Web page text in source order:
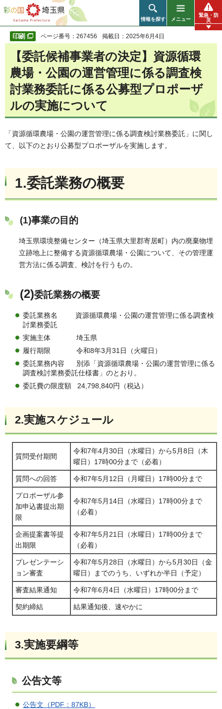
彩の国 埼玉県
情報を探す メニュー
緊急・防
災
ページ番号：267456 掲載日：2025年6月4日
【委託候補事業者の決定】資源循環
農場・公園の運営管理に係る調査検
討業務委託に係る公募型プロポーザ
ルの実施について
「資源循環農場・公園の運営管理に係る調査検討業務委託」に関し
て、以下のとおり公募型プロポーザルを実施します。
1.委託業務の概要
(1)事業の目的
埼玉県環境整備センター（埼玉県大里郡寄居町）内の廃棄物埋
立跡地上に整備する資源循環農場・公園について、その管理運
営方法に係る調査、検討を行うもの。
(2)委託業務の概要
委託業務名 資源循環農場・公園の運営管理に係る調査検
討業務委託
実施主体 埼玉県
履行期限 令和8年3月31日（火曜日）
委託業務内容 別添「資源循環農場・公園の運営管理に係る
調査検討業務委託仕様書」のとおり。
委託費の限度額 24,798,840円（税込）
2.実施スケジュール
質問受付期間
令和7年4月30日（水曜日）から5月8日（木
曜日）17時00分まで（必着）
質問への回答 令和7年5月12日（月曜日）17時00分まで
プロポーザル参
加申込書提出期
限
令和7年5月14日（水曜日）17時00分まで
（必着）
企画提案書等提
出期限
令和7年5月21日（水曜日）17時00分まで
（必着）
プレゼンテーシ
ョン審査
令和7年5月28日（水曜日）から5月30日（金
曜日）までのうち、いずれか半日（予定）
審査結果通知 令和7年6月4日（水曜日）17時00分まで
契約締結 結果通知後、速やかに
3.実施要綱等
公告文等
公告文（PDF：87KB）